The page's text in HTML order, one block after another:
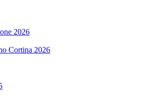
2026
Cortina 2026